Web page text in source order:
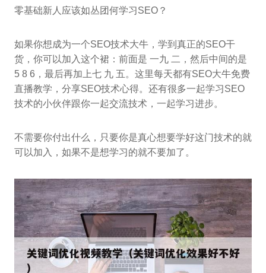
零基础新人应该如丛团何学习SEO？
如果你想成为一个SEO技术大牛，学到真正的SEO干
货，你可以加入这个裙：前面是 一九 二，然后中间的是
5 8 6，最后再加上七 九 五。这里每天都有SEO大牛免费
直播教学，分享SEO技术心得。还有很多一起学习SEO
技术的小伙伴跟你一起交流技术，一起学习进步。
不需要你付出什么，只要你是真心想要学好这门技术的就
可以加入，如果不是想学习的就不要加了。